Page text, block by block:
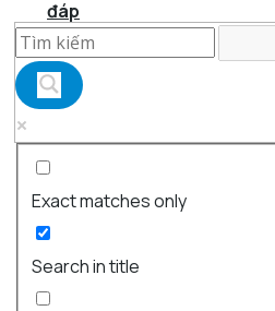
đáp
Exact matches only
Search in title